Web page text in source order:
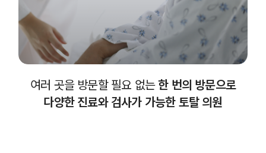
여러 곳을 방문할 필요 없는한 번의 방문으로
다양한 진료와 검사가 가능한 토탈 의원